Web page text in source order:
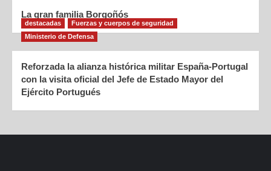
La gran familia Borgoñós
destacadas
Fuerzas y cuerpos de seguridad
Ministerio de Defensa
Reforzada la alianza histórica militar España-Portugal
con la visita oficial del Jefe de Estado Mayor del
Ejército Portugués